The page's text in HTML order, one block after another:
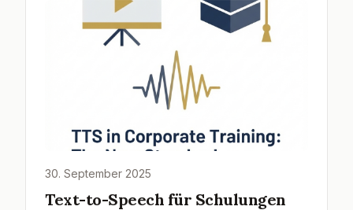
30. September 2025
Text-to-Speech für Schulungen